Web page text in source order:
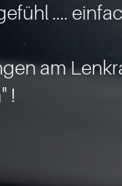
....
am
!